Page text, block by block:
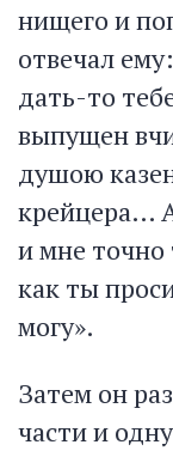
нищего и
отвечал
дать-то
выпущен
душою
крейцера…
и мне
как ты
могу».
Затем он
части и